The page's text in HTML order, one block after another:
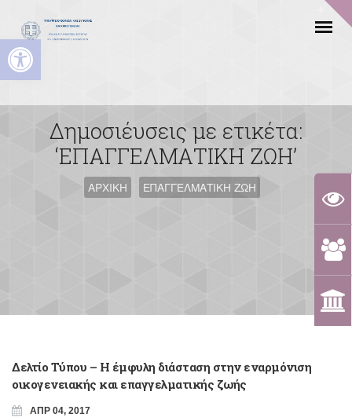
Ανοίξτε τη γραμμή εργαλείων
Δημοσιέυσεις με ετικέτα:
‘ΕΠΑΓΓΕΛΜΑΤΙΚΗ ΖΩΗ’
ΑΡΧΙΚΗ ΕΠΑΓΓΕΛΜΑΤΙΚΗ ΖΩΗ
Δελτίο Τύπου – Η έμφυλη διάσταση στην εναρμόνιση
οικογενειακής και επαγγελματικής ζωής
ΑΠΡ 04, 2017